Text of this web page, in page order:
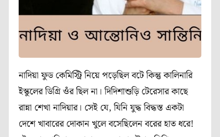
নাদিয়া ফুড কেমিস্ট্রি নিয়ে পড়েছিল বটে কিন্তু কালিনারি
ইস্কুলের ডিগ্রি ওঁর ছিল না। দিদিশাশুড়ি টেরেসার কাছে
রান্না শেখা নাদিয়ার। সেই যে, যিনি যুদ্ধ বিদ্ধস্ত একটা
দেশে খাবারের দোকান খুলে বসেছিলেন বরের হাত ধরে!